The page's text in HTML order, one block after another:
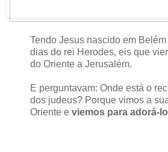
Tendo Jesus nascido em
dias do rei Herodes, eis que
do Oriente a Jerusalém.
E perguntavam: Onde está o
dos judeus? Porque vimos a
Oriente e viemos para adorá-lo